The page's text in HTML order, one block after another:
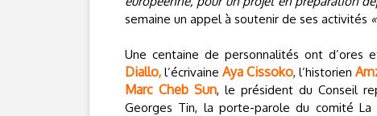
semaine un appel à soutenir de ses activités
Une centaine de personnalités ont d’ores
Diallo, l’écrivaineAya Cissoko, l’historien
Marc Cheb Sun, le président du Conseil
Georges Tin, la porte-parole du comité